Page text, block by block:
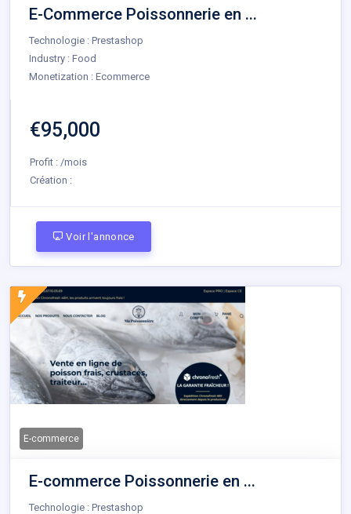
E-Commerce Poissonnerie en ...
Technologie : Prestashop
Industry : Food
Monetization : Ecommerce
€95,000
Profit : /mois
Création :
Voir l'annonce
E-commerce
E-commerce Poissonnerie en ...
Technologie : Prestashop